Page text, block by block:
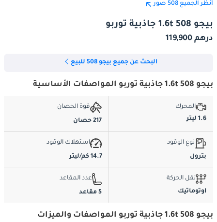
أنظر الجميع 508 صور
بيجو 508 1.6t جاذبية توربو
درهم 119,900
البحث عن جميع بيجو 508 للبيع
بيجو 508 1.6t جاذبية توربو المواصفات الأساسية
المحرك
1.6 ليتر
قوة الحصان
217 حصان
نوع الوقود
بترول
استهلاك الوقود
14.7 كم/ليتر
نقل الحركة
اوتوماتيك
عدد المقاعد
5 مقاعد
بيجو 508 1.6t جاذبية توربو المواصفات والميزات